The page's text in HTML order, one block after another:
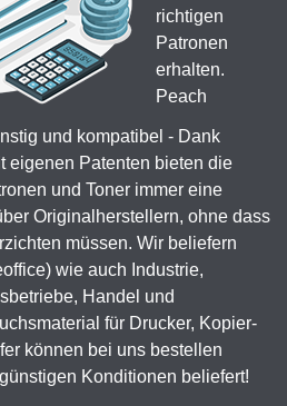
richtigen
Patronen
erhalten.
Peach
und kompatibel - Dank
eigenen Patenten bieten die
und Toner immer eine
Originalherstellern, ohne dass
müssen. Wir beliefern
wie auch Industrie,
Handel und
für Drucker, Kopier-
können bei uns bestellen
Konditionen beliefert!